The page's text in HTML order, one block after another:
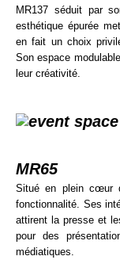
MR137 séduit par
esthétique épurée
en fait un choix
Son espace
leur créativité.
MR65
Situé en plein cœur
fonctionnalité. Ses
attirent la presse et
pour des
médiatiques.